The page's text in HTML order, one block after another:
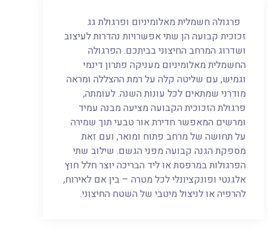
פרגולה חשמלית מאלומיניום ופרגולת גג
זכוכית קבועה הן שתי אפשרויות נהדרות לעיצוב
ושדרוג המרחב החיצוני בביתכם. הפרגולה
החשמלית מאלומיניום מעניקה פתרון דינמי
וגמיש, עם שליטה קלה על רמת ההצללה ומראה
מודרני שמתאים לכל עונות השנה. לעומתה,
פרגולת הזכוכית הקבועה מציעה מבנה עמיד
ומרשים המאפשר חדירת אור טבעי תוך שמירה
על תחושה של מרחב פתוח ומואר, ועם זאת
מספקת הגנה קבועה מפני הגשם. שילוב שתי
הפרגולות במרפסת או ליד הבריכה יוצר חלל חוץ
אלגנטי ופונקציונלי לכל מטרה – בין אם לאירוח,
להרפיה או לניצול מיטבי של השטח החיצוני.